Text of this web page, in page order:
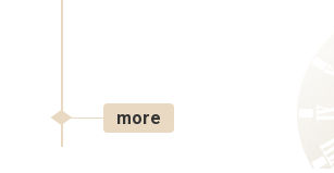
more